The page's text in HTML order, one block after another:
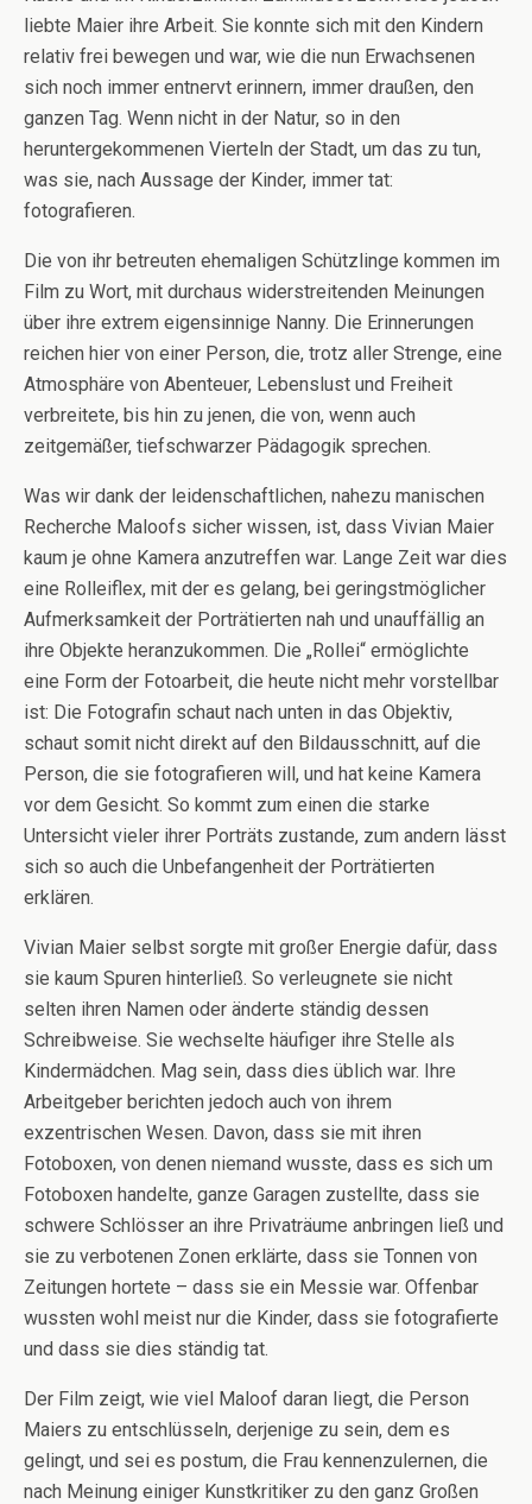
liebte Maier ihre Arbeit. Sie konnte sich mit den Kindern
relativ frei bewegen und war, wie die nun Erwachsenen
sich noch immer entnervt erinnern, immer draußen, den
ganzen Tag. Wenn nicht in der Natur, so in den
heruntergekommenen Vierteln der Stadt, um das zu tun,
was sie, nach Aussage der Kinder, immer tat:
fotografieren.
Die von ihr betreuten ehemaligen Schützlinge kommen im
Film zu Wort, mit durchaus widerstreitenden Meinungen
über ihre extrem eigensinnige Nanny. Die Erinnerungen
reichen hier von einer Person, die, trotz aller Strenge, eine
Atmosphäre von Abenteuer, Lebenslust und Freiheit
verbreitete, bis hin zu jenen, die von, wenn auch
zeitgemäßer, tiefschwarzer Pädagogik sprechen.
Was wir dank der leidenschaftlichen, nahezu manischen
Recherche Maloofs sicher wissen, ist, dass Vivian Maier
kaum je ohne Kamera anzutreffen war. Lange Zeit war dies
eine Rolleiflex, mit der es gelang, bei geringstmöglicher
Aufmerksamkeit der Porträtierten nah und unauffällig an
ihre Objekte heranzukommen. Die „Rollei“ ermöglichte
eine Form der Fotoarbeit, die heute nicht mehr vorstellbar
ist: Die Fotografin schaut nach unten in das Objektiv,
schaut somit nicht direkt auf den Bildausschnitt, auf die
Person, die sie fotografieren will, und hat keine Kamera
vor dem Gesicht. So kommt zum einen die starke
Untersicht vieler ihrer Porträts zustande, zum andern lässt
sich so auch die Unbefangenheit der Porträtierten
erklären.
Vivian Maier selbst sorgte mit großer Energie dafür, dass
sie kaum Spuren hinterließ. So verleugnete sie nicht
selten ihren Namen oder änderte ständig dessen
Schreibweise. Sie wechselte häufiger ihre Stelle als
Kindermädchen. Mag sein, dass dies üblich war. Ihre
Arbeitgeber berichten jedoch auch von ihrem
exzentrischen Wesen. Davon, dass sie mit ihren
Fotoboxen, von denen niemand wusste, dass es sich um
Fotoboxen handelte, ganze Garagen zustellte, dass sie
schwere Schlösser an ihre Privaträume anbringen ließ und
sie zu verbotenen Zonen erklärte, dass sie Tonnen von
Zeitungen hortete – dass sie ein Messie war. Offenbar
wussten wohl meist nur die Kinder, dass sie fotografierte
und dass sie dies ständig tat.
Der Film zeigt, wie viel Maloof daran liegt, die Person
Maiers zu entschlüsseln, derjenige zu sein, dem es
gelingt, und sei es postum, die Frau kennenzulernen, die
nach Meinung einiger Kunstkritiker zu den ganz Großen